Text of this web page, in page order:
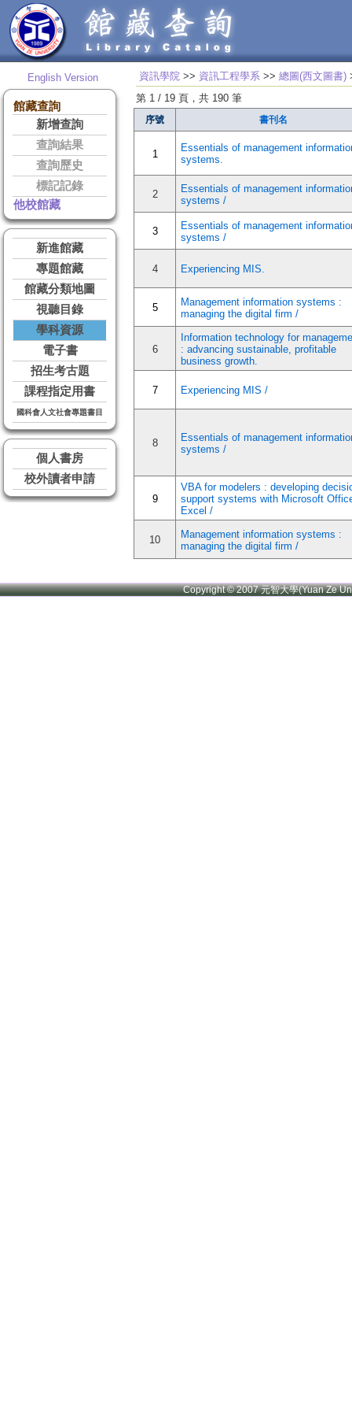
English Version
館藏查詢
新增查詢
查詢結果
查詢歷史
標記記錄
他校館藏
新進館藏
專題館藏
館藏分類地圖
視聽目錄
學科資源
電子書
招生考古題
課程指定用書
國科會人文社會專題書目
個人書房
校外讀者申請
資訊學院 >> 資訊工程學系 >> 總圖(西文圖書)
第 1 / 19 頁，共 190 筆
序號 書刊名
1
Essentials of management
systems.
2
Essentials of management
systems /
3
Essentials of management
systems /
4 Experiencing MIS.
5
Management information systems :
managing the digital firm /
6
Information technology for
: advancing sustainable, profitable
business growth.
7 Experiencing MIS /
8
Essentials of management
systems /
9
VBA for modelers : developing
support systems with Microsoft
Excel /
10
Management information systems :
managing the digital firm /
Copyright © 2007 元智大學(Yuan Ze